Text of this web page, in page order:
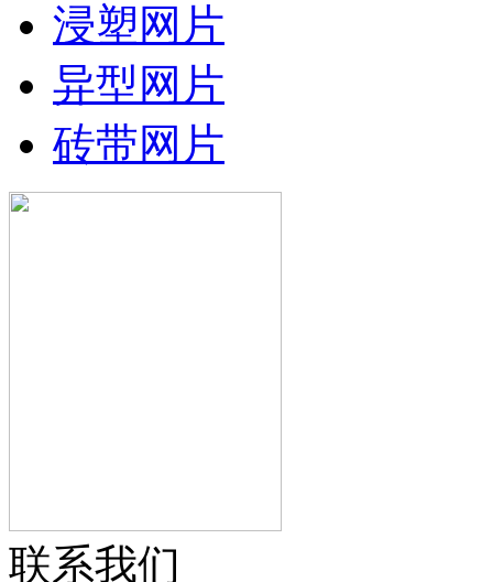
浸塑网片
异型网片
砖带网片
联系我们